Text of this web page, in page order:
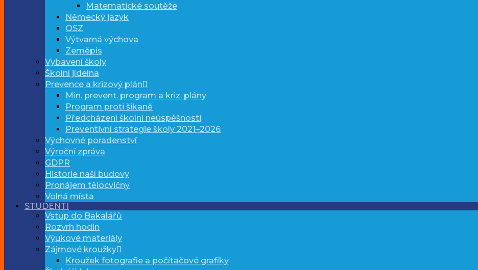
Matematické soutěže
Německý jazyk
OSZ
Výtvarná výchova
Zeměpis
Vybavení školy
Školní jídelna
Prevence a krizový plán
Min. prevent. program a kriz. plány
Program proti šikaně
Předcházení školní neúspěšnosti
Preventivní strategie školy 2021–2026
Výchovné poradenství
Výroční zpráva
GDPR
Historie naší budovy
Pronájem tělocvičny
Volná místa
STUDENTI
Vstup do Bakalářů
Rozvrh hodin
Výukové materiály
Zájmové kroužky
Kroužek fotografie a počítačové grafiky